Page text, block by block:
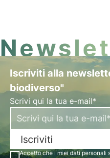
Iscriviti alla
biodiverso"
Scrivi qui la tua e-mail*
Iscriviti
Accetto che i miei dati personali